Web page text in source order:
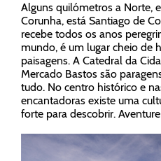
Alguns quilómetros a Norte,
Corunha, está Santiago de
recebe todos os anos
mundo, é um lugar cheio de
paisagens. A Catedral da
Mercado Bastos são
tudo. No centro histórico e
encantadoras existe uma
forte para descobrir.